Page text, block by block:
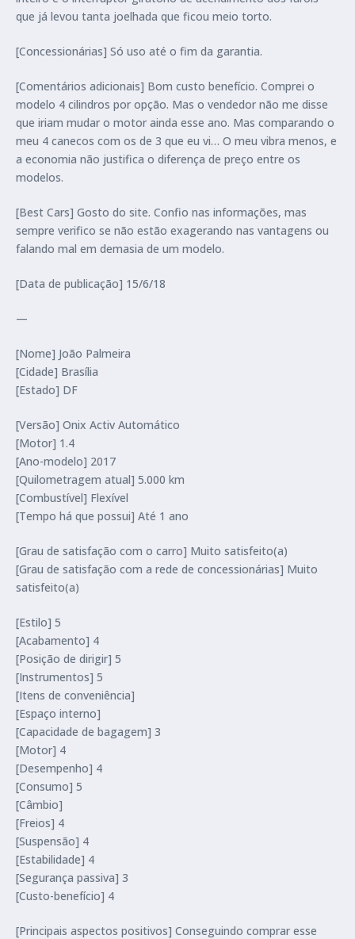
que já levou tanta joelhada que ficou meio torto.
[Concessionárias] Só uso até o fim da garantia.
[Comentários adicionais] Bom custo benefício. Comprei o
modelo 4 cilindros por opção. Mas o vendedor não me disse
que iriam mudar o motor ainda esse ano. Mas comparando o
meu 4 canecos com os de 3 que eu vi… O meu vibra menos, e
a economia não justifica o diferença de preço entre os
modelos.
[Best Cars] Gosto do site. Confio nas informações, mas
sempre verifico se não estão exagerando nas vantagens ou
falando mal em demasia de um modelo.
[Data de publicação] 15/6/18
—
[Nome] João Palmeira
[Cidade] Brasília
[Estado] DF
[Versão] Onix Activ Automático
[Motor] 1.4
[Ano-modelo] 2017
[Quilometragem atual] 5.000 km
[Combustível] Flexível
[Tempo há que possui] Até 1 ano
[Grau de satisfação com o carro] Muito satisfeito(a)
[Grau de satisfação com a rede de concessionárias] Muito
satisfeito(a)
[Estilo] 5
[Acabamento] 4
[Posição de dirigir] 5
[Instrumentos] 5
[Itens de conveniência]
[Espaço interno]
[Capacidade de bagagem] 3
[Motor] 4
[Desempenho] 4
[Consumo] 5
[Câmbio]
[Freios] 4
[Suspensão] 4
[Estabilidade] 4
[Segurança passiva] 3
[Custo-benefício] 4
[Principais aspectos positivos] Conseguindo comprar esse